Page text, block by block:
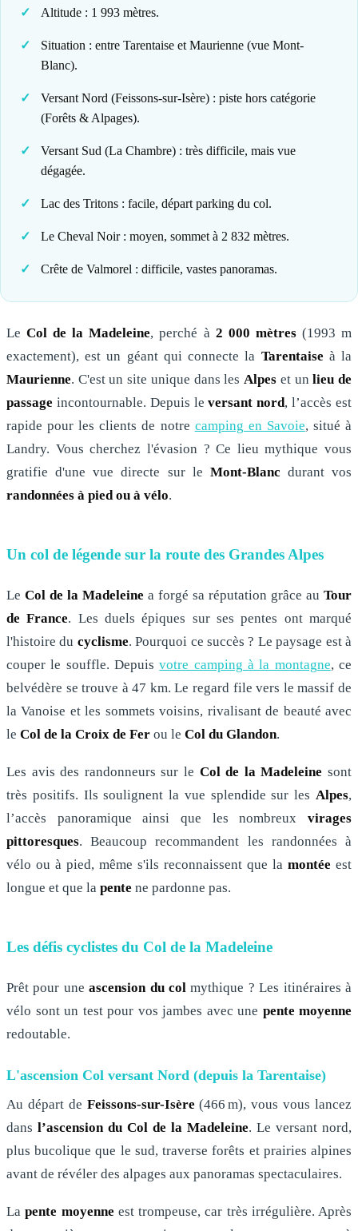
Altitude : 1 993 mètres.
Situation : entre Tarentaise et Maurienne (vue Mont-
Blanc).
Versant Nord (Feissons-sur-Isère) : piste hors catégorie
(Forêts & Alpages).
Versant Sud (La Chambre) : très difficile, mais vue
dégagée.
Lac des Tritons : facile, départ parking du col.
Le Cheval Noir : moyen, sommet à 2 832 mètres.
Crête de Valmorel : difficile, vastes panoramas.
LeCol de la Madeleine, perché à 2 000 mètres(1993 m
exactement), est un géant qui connecte la Tarentaise à la
Maurienne. C'est un site unique dans lesAlpes et unlieu de
passage incontournable. Depuis leversant nord, l’accès est
rapide pour les clients de notre camping en Savoie, situé à
Landry. Vous cherchez l'évasion ? Ce lieu mythique vous
gratifie d'une vue directe sur le Mont-Blanc durant vos
randonnées à pied ou à vélo.
Un col de légende sur la route des Grandes Alpes
Le Col de la Madeleine a forgé sa réputation grâce au Tour
de France. Les duels épiques sur ses pentes ont marqué
l'histoire du cyclisme. Pourquoi ce succès ? Le paysage est à
couper le souffle. Depuisvotre camping à la montagne, ce
belvédère se trouve à 47 km. Le regard file vers le massif de
la Vanoise et les sommets voisins, rivalisant de beauté avec
le Col de la Croix de Fer ou le Col du Glandon.
Les avis des randonneurs sur le Col de la Madeleine sont
très positifs. Ils soulignent la vue splendide sur les Alpes,
l’accès panoramique ainsi que les nombreux virages
pittoresques. Beaucoup recommandent les randonnées à
vélo ou à pied, même s'ils reconnaissent que la montée est
longue et que la pente ne pardonne pas.
Les défis cyclistes du Col de la Madeleine
Prêt pour uneascension du col mythique ? Les itinéraires à
vélo sont un test pour vos jambes avec une pente moyenne
redoutable.
L'ascension Col versant Nord (depuis la Tarentaise)
Au départ de Feissons-sur-Isère (466 m), vous vous lancez
dans l’ascension du Col de la Madeleine. Le versant nord,
plus bucolique que le sud, traverse forêts et prairies alpines
avant de révéler des alpages aux panoramas spectaculaires.
Lapente moyenne est trompeuse, car très irrégulière. Après